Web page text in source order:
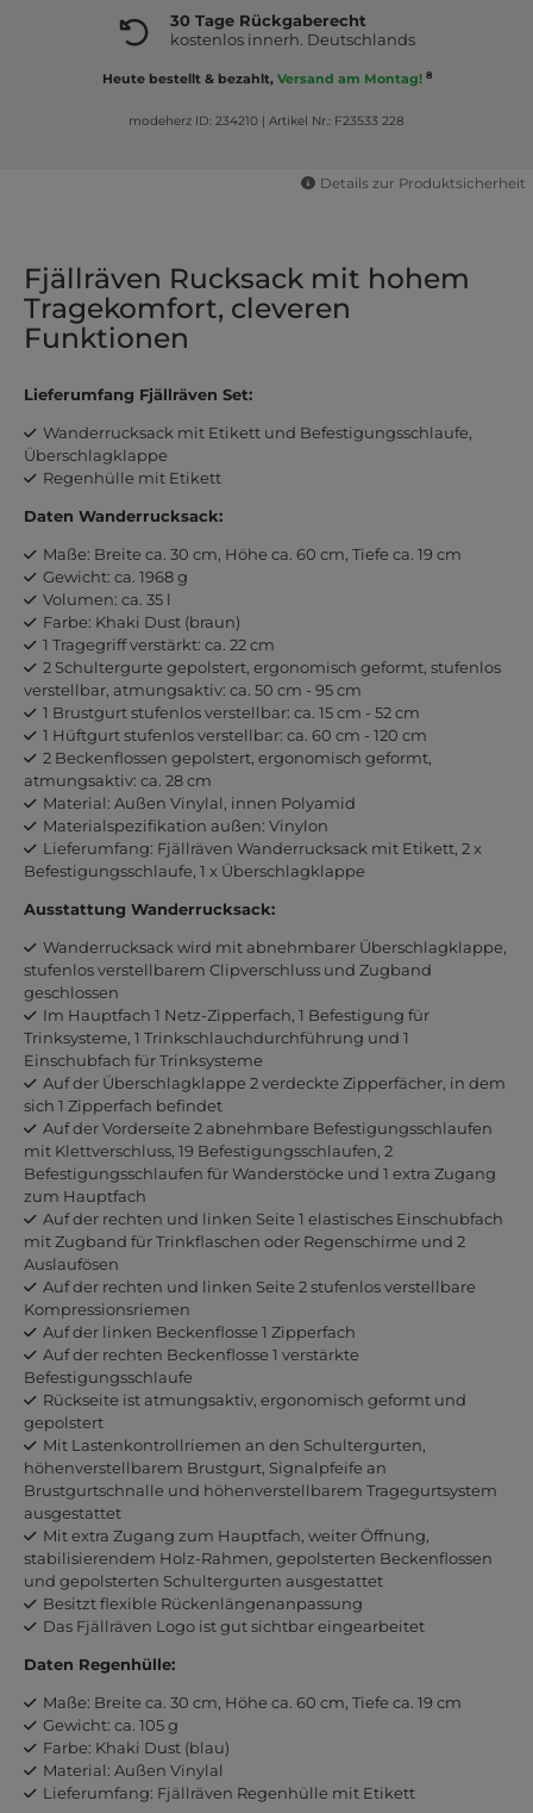
30 Tage Rückgaberecht
kostenlos innerh. Deutschlands
Heute bestellt & bezahlt, Versand am Montag! 8
modeherz ID: 234210 | Artikel Nr.: F23533 228
Details zur Produktsicherheit
Fjällräven Rucksack mit hohem
Tragekomfort, cleveren
Funktionen
Lieferumfang Fjällräven Set:
Wanderrucksack mit Etikett und Befestigungsschlaufe,
Überschlagklappe
Regenhülle mit Etikett
Daten Wanderrucksack:
Maße: Breite ca. 30 cm, Höhe ca. 60 cm, Tiefe ca. 19 cm
Gewicht: ca. 1968 g
Volumen: ca. 35 l
Farbe: Khaki Dust (braun)
1 Tragegriff verstärkt: ca. 22 cm
2 Schultergurte gepolstert, ergonomisch geformt, stufenlos
verstellbar, atmungsaktiv: ca. 50 cm - 95 cm
1 Brustgurt stufenlos verstellbar: ca. 15 cm - 52 cm
1 Hüftgurt stufenlos verstellbar: ca. 60 cm - 120 cm
2 Beckenflossen gepolstert, ergonomisch geformt,
atmungsaktiv: ca. 28 cm
Material: Außen Vinylal, innen Polyamid
Materialspezifikation außen: Vinylon
Lieferumfang: Fjällräven Wanderrucksack mit Etikett, 2 x
Befestigungsschlaufe, 1 x Überschlagklappe
Ausstattung Wanderrucksack:
Wanderrucksack wird mit abnehmbarer Überschlagklappe,
stufenlos verstellbarem Clipverschluss und Zugband
geschlossen
Im Hauptfach 1 Netz-Zipperfach, 1 Befestigung für
Trinksysteme, 1 Trinkschlauchdurchführung und 1
Einschubfach für Trinksysteme
Auf der Überschlagklappe 2 verdeckte Zipperfächer, in dem
sich 1 Zipperfach befindet
Auf der Vorderseite 2 abnehmbare Befestigungsschlaufen
mit Klettverschluss, 19 Befestigungsschlaufen, 2
Befestigungsschlaufen für Wanderstöcke und 1 extra Zugang
zum Hauptfach
Auf der rechten und linken Seite 1 elastisches Einschubfach
mit Zugband für Trinkflaschen oder Regenschirme und 2
Auslaufösen
Auf der rechten und linken Seite 2 stufenlos verstellbare
Kompressionsriemen
Auf der linken Beckenflosse 1 Zipperfach
Auf der rechten Beckenflosse 1 verstärkte
Befestigungsschlaufe
Rückseite ist atmungsaktiv, ergonomisch geformt und
gepolstert
Mit Lastenkontrollriemen an den Schultergurten,
höhenverstellbarem Brustgurt, Signalpfeife an
Brustgurtschnalle und höhenverstellbarem Tragegurtsystem
ausgestattet
Mit extra Zugang zum Hauptfach, weiter Öffnung,
stabilisierendem Holz-Rahmen, gepolsterten Beckenflossen
und gepolsterten Schultergurten ausgestattet
Besitzt flexible Rückenlängenanpassung
Das Fjällräven Logo ist gut sichtbar eingearbeitet
Daten Regenhülle:
Maße: Breite ca. 30 cm, Höhe ca. 60 cm, Tiefe ca. 19 cm
Gewicht: ca. 105 g
Farbe: Khaki Dust (blau)
Material: Außen Vinylal
Lieferumfang: Fjällräven Regenhülle mit Etikett